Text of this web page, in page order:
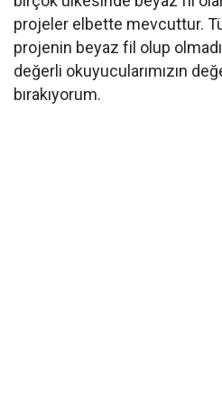
projeler elbette mevcuttur.
projenin beyaz fil olup
değerli okuyucularımızın
bırakıyorum.